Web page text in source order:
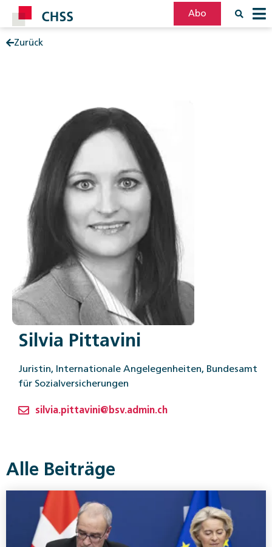
Abo
Zurück
Silvia Pittavini
Juristin, Internationale Angelegenheiten, Bundesamt
für Sozialversicherungen
silvia.pittavini@bsv.admin.ch
Alle Beiträge